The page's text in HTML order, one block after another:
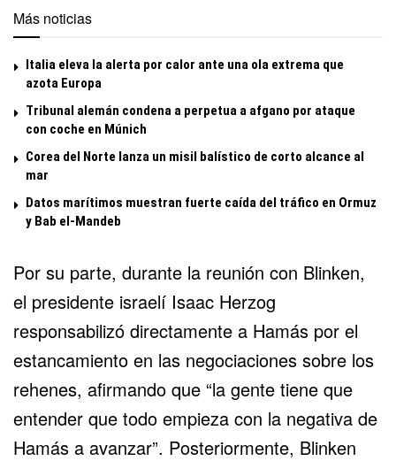
Más noticias
Italia eleva la alerta por calor ante una ola extrema que
azota Europa
Tribunal alemán condena a perpetua a afgano por ataque
con coche en Múnich
Corea del Norte lanza un misil balístico de corto alcance al
mar
Datos marítimos muestran fuerte caída del tráfico en Ormuz
y Bab el-Mandeb
Por su parte, durante la reunión con Blinken,
el presidente israelí Isaac Herzog
responsabilizó directamente a Hamás por el
estancamiento en las negociaciones sobre los
rehenes, afirmando que “la gente tiene que
entender que todo empieza con la negativa de
Hamás a avanzar”. Posteriormente, Blinken